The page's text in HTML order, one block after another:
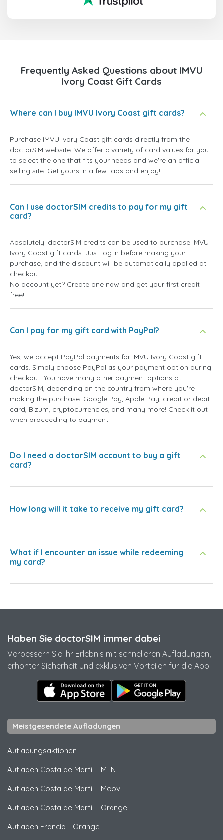
Frequently Asked Questions about IMVU
Ivory Coast Gift Cards
Where can I buy IMVU Ivory Coast gift cards?
Purchase IMVU Ivory Coast gift cards directly from the
doctorSIM website. We offer a variety of card values for you
to select the one that fits your needs and we're an official
selling site. Get yours in a few taps and enjoy!
Can I use doctorSIM credits to pay for my gift
card?
Absolutely! doctorSIM credits can be used to purchase IMVU
Ivory Coast gift cards. Just log in before making your
purchase, and the discount will be automatically applied at
checkout.
No account yet? Create one now and get your first credit
free!
Can I pay for my gift card with PayPal?
Yes, we accept PayPal payments for IMVU Ivory Coast gift
cards. Simply choose PayPal as your payment option during
checkout. You have many other payment options at
doctorSIM, depending on the country from where you're
making the purchase: Google Pay, Apple Pay, credit or debit
card, Bizum, cryptocurrencies, and many more! Check it out
when proceeding to payment.
Do I need a doctorSIM account to buy a gift
card?
How long will it take to receive my gift card?
What if I encounter an issue while redeeming
my card?
Haben Sie doctorSIM immer dabei
Verbessern Sie Ihr Erlebnis mit schnelleren Aufladungen,
erhöhter Sicherheit und exklusiven Vorteilen für die App.
Meistgesendete Aufladungen
Aufladungsaktionen
Aufladen Costa de Marfil - MTN
Aufladen Costa de Marfil - Moov
Aufladen Costa de Marfil - Orange
Aufladen Francia - Orange